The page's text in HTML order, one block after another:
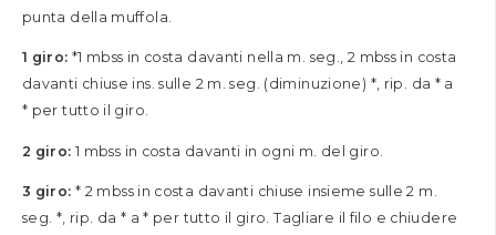
punta della muffola.
1 giro: *1 mbss in costa davanti nella m. seg., 2 mbss in costa
davanti chiuse ins. sulle 2 m. seg. (diminuzione) *, rip. da * a
* per tutto il giro.
2 giro: 1 mbss in costa davanti in ogni m. del giro.
3 giro: * 2 mbss in costa davanti chiuse insieme sulle 2 m.
seg. *, rip. da * a * per tutto il giro. Tagliare il filo e chiudere